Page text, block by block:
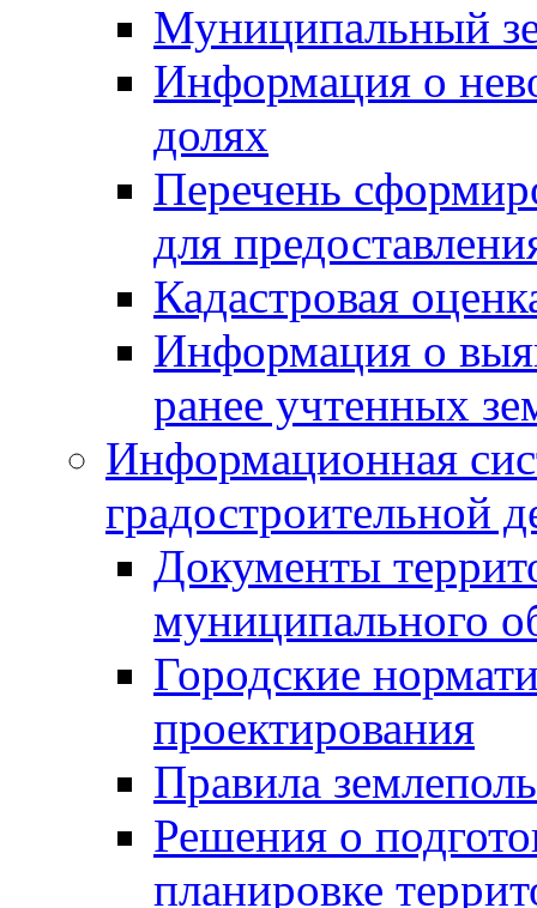
Муниципальный
Информация о
долях
Перечень
для
Кадастровая
Информация о
ранее учтенных
Информационная
градостроительной
Документы
муниципального
Городские
проектирования
Правила
Решения о
планировке